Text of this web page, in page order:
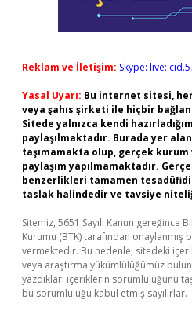
Reklam ve İletişim: Skype:
Yasal Uyarı: Bu internet sitesi,
veya şahıs şirketi ile hiçbir
Sitede yalnızca kendi
paylaşılmaktadır. Burada yer
taşımamakta olup, gerçek kurum
paylaşım yapılmamaktadır.
benzerlikleri tamamen
taslak halindedir ve tavsiye
Sitemiz, 5651 Sayılı Kanun gereğince
Kurumu (BTK) tarafından onaylanmış
vermektedir. Bu nedenle, sitedeki
veya araştırma yükümlülüğümüz
yazdıkları içeriklerin sorumluluğunu
bu sorumluluğu kabul etmiş sayılırlar.